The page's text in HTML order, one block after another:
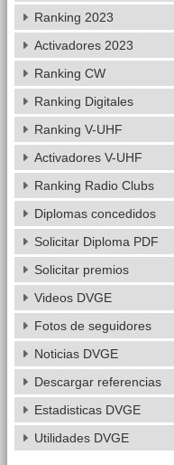
Ranking 2023
Activadores 2023
Ranking CW
Ranking Digitales
Ranking V-UHF
Activadores V-UHF
Ranking Radio Clubs
Diplomas concedidos
Solicitar Diploma PDF
Solicitar premios
Videos DVGE
Fotos de seguidores
Noticias DVGE
Descargar referencias
Estadisticas DVGE
Utilidades DVGE